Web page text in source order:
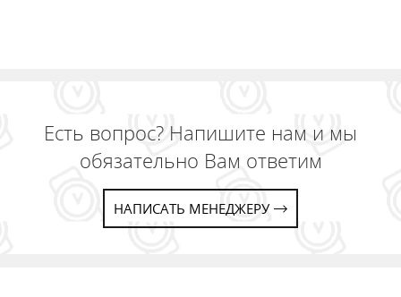
Есть вопрос? Напишите нам и мы
обязательно Вам ответим
НАПИСАТЬ МЕНЕДЖЕРУ